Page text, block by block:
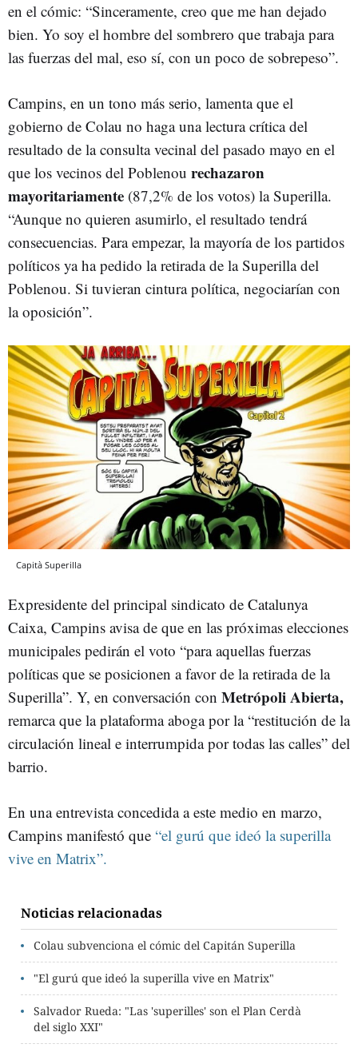
en el cómic: “Sinceramente, creo que me han dejado
bien. Yo soy el hombre del sombrero que trabaja para
las fuerzas del mal, eso sí, con un poco de sobrepeso”.
Campins, en un tono más serio, lamenta que el
gobierno de Colau no haga una lectura crítica del
resultado de la consulta vecinal del pasado mayo en el
que los vecinos del Poblenou rechazaron
mayoritariamente (87,2% de los votos) la Superilla.
“Aunque no quieren asumirlo, el resultado tendrá
consecuencias. Para empezar, la mayoría de los partidos
políticos ya ha pedido la retirada de la Superilla del
Poblenou. Si tuvieran cintura política, negociarían con
la oposición”.
Capità Superilla
Expresidente del principal sindicato de Catalunya
Caixa, Campins avisa de que en las próximas elecciones
municipales pedirán el voto “para aquellas fuerzas
políticas que se posicionen a favor de la retirada de la
Superilla”. Y, en conversación con Metrópoli Abierta,
remarca que la plataforma aboga por la “restitución de la
circulación lineal e interrumpida por todas las calles” del
barrio.
En una entrevista concedida a este medio en marzo,
Campins manifestó que “el gurú que ideó la superilla
vive en Matrix”.
Noticias relacionadas
Colau subvenciona el cómic del Capitán Superilla
"El gurú que ideó la superilla vive en Matrix"
Salvador Rueda: "Las 'superilles' son el Plan Cerdà
del siglo XXI"